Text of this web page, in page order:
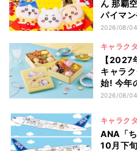
ん 那覇
パイマ
品一覧
2026/08/
キャラク
【2027
キャラ
始! 今年
2026/08/
キャラク
ANA「
10月下